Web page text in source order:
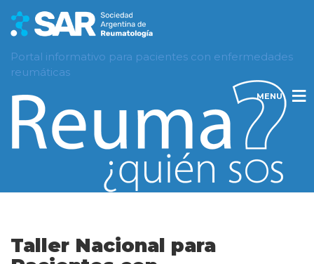
Portal informativo para pacientes con enfermedades
reumáticas
MENU
Taller Nacional para